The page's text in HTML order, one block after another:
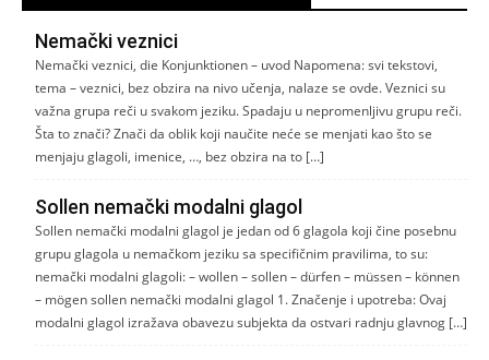
Nemački veznici
Nemački veznici, die Konjunktionen – uvod Napomena: svi tekstovi,
tema – veznici, bez obzira na nivo učenja, nalaze se ovde. Veznici su
važna grupa reči u svakom jeziku. Spadaju u nepromenljivu grupu reči.
Šta to znači? Znači da oblik koji naučite neće se menjati kao što se
menjaju glagoli, imenice, …, bez obzira na to […]
Sollen nemački modalni glagol
Sollen nemački modalni glagol je jedan od 6 glagola koji čine posebnu
grupu glagola u nemačkom jeziku sa specifičnim pravilima, to su:
nemački modalni glagoli: – wollen – sollen – dürfen – müssen – können
– mögen sollen nemački modalni glagol 1. Značenje i upotreba: Ovaj
modalni glagol izražava obavezu subjekta da ostvari radnju glavnog […]